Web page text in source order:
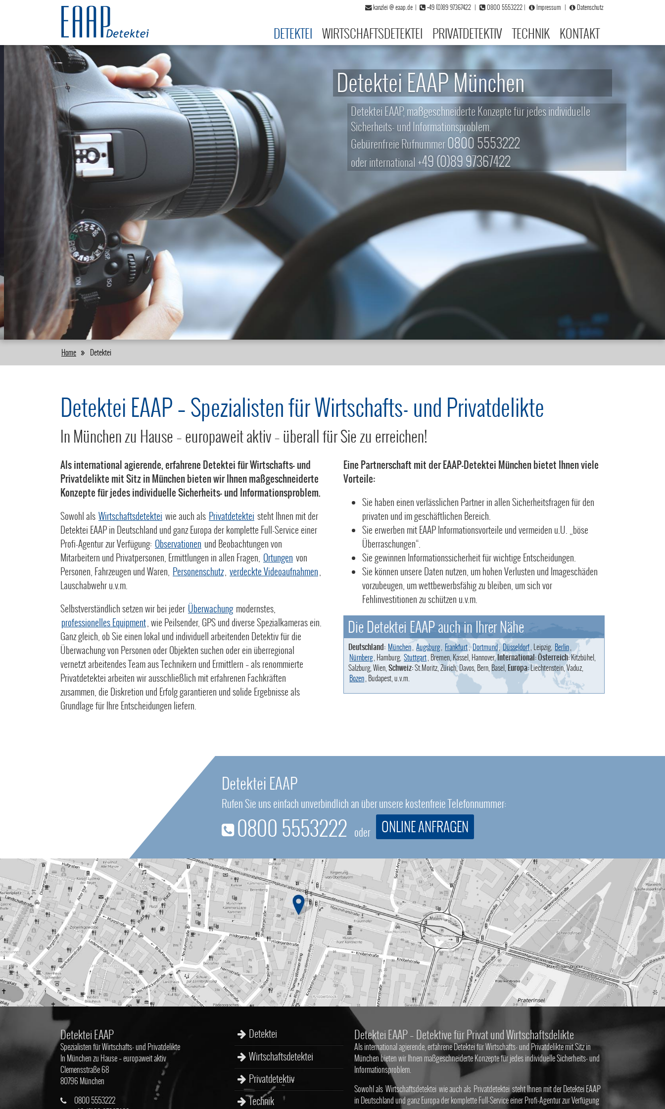
kanzlei @eaap.de | +49 (0)89 97367422 | 0800 5553222 | Impressum | Datenschutz
DETEKTEI WIRTSCHAFTSDETEKTEI PRIVATDETEKTIV TECHNIK KONTAKT
Detektei EAAP München
Detektei EAAP, maßgeschneiderte Konzepte für jedes individuelle
Sicherheits- und Informationsproblem.
Gebürenfreie Rufnummer0800 5553222
oder international+49 (0)89 97367422
Home Detektei
Detektei EAAP – Spezialisten für Wirtschafts- und Privatdelikte
In München zu Hause – europaweit aktiv – überall für Sie zu erreichen!
Als international agierende, erfahrene Detektei für Wirtschafts- und
Privatdelikte mit Sitz in München bieten wir Ihnen maßgeschneiderte
Konzepte für jedes individuelle Sicherheits- und Informationsproblem.
Sowohl als Wirtschaftsdetektei wie auch als Privatdetektei steht Ihnen mit der
Detektei EAAP in Deutschland und ganz Europa der komplette Full-Service einer
Profi-Agentur zur Verfügung: Observationen und Beobachtungen von
Mitarbeitern und Privatpersonen, Ermittlungen in allen Fragen, Ortungen von
Personen, Fahrzeugen und Waren, Personenschutz, verdeckte Videoaufnahmen,
Lauschabwehr u.v.m.
Selbstverständlich setzen wir bei jeder Überwachung modernstes,
professionelles Equipment, wie Peilsender, GPS und diverse Spezialkameras ein.
Ganz gleich, ob Sie einen lokal und individuell arbeitenden Detektiv für die
Überwachung von Personen oder Objekten suchen oder ein überregional
vernetzt arbeitendes Team aus Technikern und Ermittlern – als renommierte
Privatdetektei arbeiten wir ausschließlich mit erfahrenen Fachkräften
zusammen, die Diskretion und Erfolg garantieren und solide Ergebnisse als
Grundlage für Ihre Entscheidungen liefern.
Eine Partnerschaft mit der EAAP-Detektei München bietet Ihnen viele
Vorteile:
Sie haben einen verlässlichen Partner in allen Sicherheitsfragen für den
privaten und im geschäftlichen Bereich.
Sie erwerben mit EAAP Informationsvorteile und vermeiden u.U. „böse
Überraschungen“.
Sie gewinnen Informationssicherheit für wichtige Entscheidungen.
Sie können unsere Daten nutzen, um hohen Verlusten und Imageschäden
vorzubeugen, um wettbewerbsfähig zu bleiben, um sich vor
Fehlinvestitionen zu schützen u.v.m.
Die Detektei EAAP auch in Ihrer Nähe
Deutschland: München, Augsburg, Frankfurt,Dortmund,Düsseldorf, Leipzig, Berlin,
Nürnberg, Hamburg, Stuttgart, Bremen, Kassel, Hannover,International: Österreich:Kitzbühel,
Salzburg, Wien,Schweiz:St.Moritz, Zürich, Davos, Bern, Basel,Europa:Liechtenstein, Vaduz,
Bozen, Budapest, u.v.m.
Detektei EAAP
Rufen Sie uns einfach unverbindlich an über unsere kostenfreie Telefonnummer:
0800 5553222 oder ONLINE ANFRAGEN
Detektei EAAP
Spezialisten für Wirtschafts- und Privatdelikte
In München zu Hause – europaweit aktiv
Clemensstraße 68
80796 München
0800 5553222
Detektei
Wirtschaftsdetektei
Privatdetektiv
Technik
Detektei EAAP – Detektive für Privat und Wirtschaftsdelikte
Als international agierende, erfahrene Detektei für Wirtschafts- und Privatdelikte mit Sitz in
München bieten wir Ihnen maßgeschneiderte Konzepte für jedes individuelle Sicherheits- und
Informationsproblem.
Sowohl als Wirtschaftsdetektei wie auch als Privatdetekteisteht Ihnen mit der Detektei EAAP
in Deutschland und ganz Europa der komplette Full-Service einer Profi-Agentur zur Verfügung